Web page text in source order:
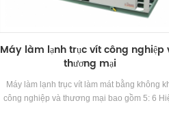
Máy làm lạnh trục vít công nghiệp
thương mại
Máy làm lạnh trục vít làm mát bằng không
công nghiệp và thương mại bao gồm 5: 6